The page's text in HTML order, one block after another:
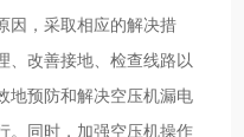
因，采取相应的解决措
、改善接地、检查线路以
地预防和解决空压机漏电
。同时，加强空压机操作